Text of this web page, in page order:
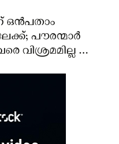
ഒൻപതാം
പൗരന്മാർ
വിശ്രമമില്ല –